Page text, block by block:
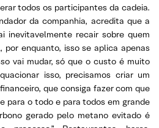
todos os participantes da cadeia.
da companhia, acredita que a
inevitavelmente recair sobre quem
por enquanto, isso se aplica apenas
vai mudar, só que o custo é muito
isso, precisamos criar um
que consiga fazer com que
para o todo e para todos em grande
gerado pelo metano evitado é